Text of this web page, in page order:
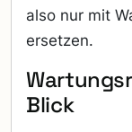
also nur mit
ersetzen.
Blick